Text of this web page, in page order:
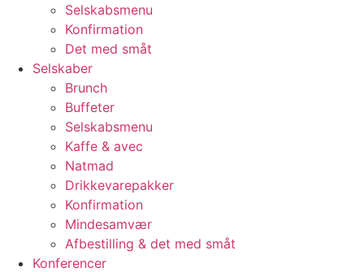
Selskabsmenu
Konfirmation
Det med småt
Selskaber
Brunch
Buffeter
Selskabsmenu
Kaffe & avec
Natmad
Drikkevarepakker
Konfirmation
Mindesamvær
Afbestilling & det med småt
Konferencer